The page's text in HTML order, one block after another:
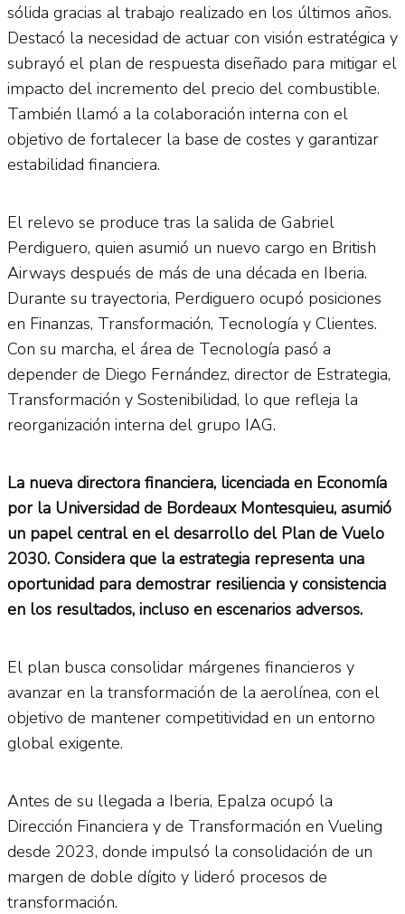
sólida gracias al trabajo realizado en los últimos años.
Destacó la necesidad de actuar con visión estratégica y
subrayó el plan de respuesta diseñado para mitigar el
impacto del incremento del precio del combustible.
También llamó a la colaboración interna con el
objetivo de fortalecer la base de costes y garantizar
estabilidad financiera.
El relevo se produce tras la salida de Gabriel
Perdiguero, quien asumió un nuevo cargo en British
Airways después de más de una década en Iberia.
Durante su trayectoria, Perdiguero ocupó posiciones
en Finanzas, Transformación, Tecnología y Clientes.
Con su marcha, el área de Tecnología pasó a
depender de Diego Fernández, director de Estrategia,
Transformación y Sostenibilidad, lo que refleja la
reorganización interna del grupo IAG.
La nueva directora financiera, licenciada en Economía
por la Universidad de Bordeaux Montesquieu, asumió
un papel central en el desarrollo del Plan de Vuelo
2030. Considera que la estrategia representa una
oportunidad para demostrar resiliencia y consistencia
en los resultados, incluso en escenarios adversos.
El plan busca consolidar márgenes financieros y
avanzar en la transformación de la aerolínea, con el
objetivo de mantener competitividad en un entorno
global exigente.
Antes de su llegada a Iberia, Epalza ocupó la
Dirección Financiera y de Transformación en Vueling
desde 2023, donde impulsó la consolidación de un
margen de doble dígito y lideró procesos de
transformación.